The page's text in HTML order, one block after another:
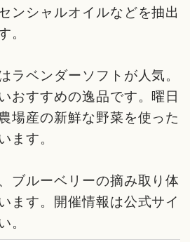
ンシャルオイルなどを抽出
。
ラベンダーソフトが人気。
おすすめの逸品です。曜日
場産の新鮮な野菜を使った
ます。
ブルーベリーの摘み取り体
ます。開催情報は公式サイ
。